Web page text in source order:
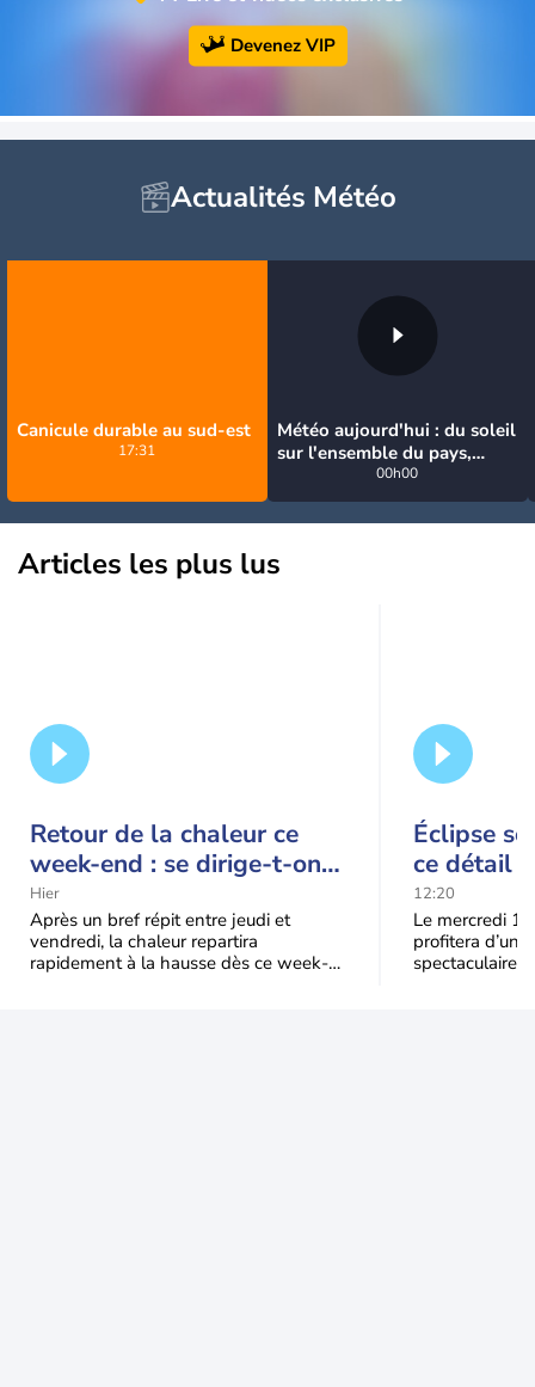
Devenez VIP
Actualités Météo
Canicule durable au sud-est
17:31
Météo aujourd'hui : du soleil
sur l'ensemble du pays,
jusqu'à 40°C au sud-est
00h00
Articles les plus lus
Retour de la chaleur ce
week-end : se dirige-t-on
vers une cinquième vague
de chaleur en France ?
Hier
Après un bref répit entre jeudi et
vendredi, la chaleur repartira
rapidement à la hausse dès ce week-
Éclipse
ce détail
spectacle
12:20
Le mercredi
profitera
spectaculaire,